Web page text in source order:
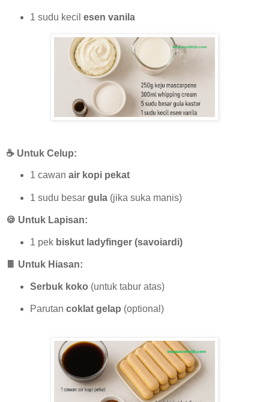
1 sudu kecil esen vanila
☕ Untuk Celup:
1 cawan air kopi pekat
1 sudu besar gula(jika suka manis)
🍪 Untuk Lapisan:
1 pek biskut ladyfinger (savoiardi)
🍫 Untuk Hiasan:
Serbuk koko (untuk tabur atas)
Parutan coklat gelap (optional)